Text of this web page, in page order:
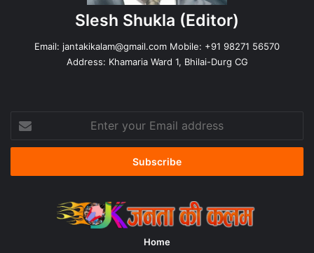
Slesh Shukla (Editor)
Email: jantakikalam@gmail.com Mobile: +91 98271 56570
Address: Khamaria Ward 1, Bhilai-Durg CG
your
Email
Home